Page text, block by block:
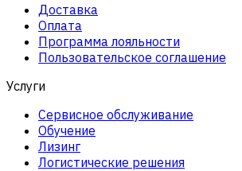
Доставка
Оплата
Программа лояльности
Пользовательское соглашение
Услуги
Сервисное обслуживание
Обучение
Лизинг
Логистические решения